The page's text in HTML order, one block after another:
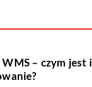
– czym jest